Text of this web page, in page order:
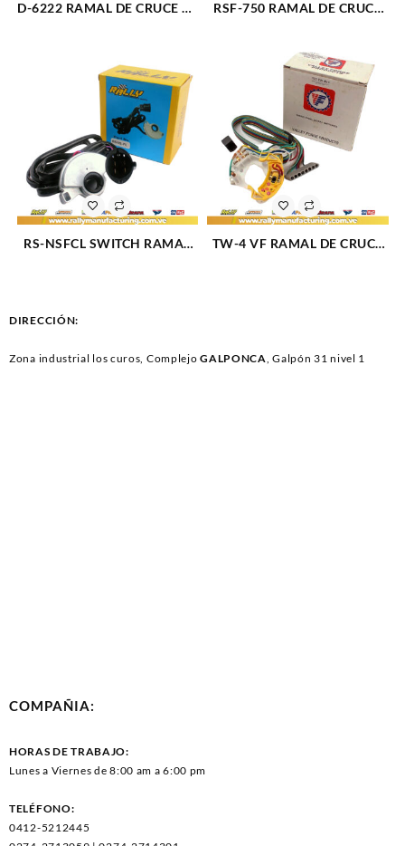
D-6222 RAMAL DE CRUCE 10
RSF-750 RAMAL DE CRUCE
RS-NSFCL SWITCH RAMAL
TW-4 VF RAMAL DE CRUCE
DIRECCIÓN:
Zona industrial los curos, ComplejoGALPONCA, Galpón 31 nivel 1
COMPAÑIA:
HORAS DE TRABAJO:
Lunes a Viernes de 8:00 am a 6:00 pm
TELÉFONO:
0412-5212445